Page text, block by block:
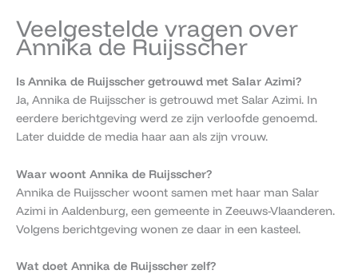
Veelgestelde vragen over
Annika de Ruijsscher
Is Annika de Ruijsscher getrouwd met Salar Azimi?
Ja, Annika de Ruijsscher is getrouwd met Salar Azimi. In
eerdere berichtgeving werd ze zijn verloofde genoemd.
Later duidde de media haar aan als zijn vrouw.
Waar woont Annika de Ruijsscher?
Annika de Ruijsscher woont samen met haar man Salar
Azimi in Aaldenburg, een gemeente in Zeeuws-Vlaanderen.
Volgens berichtgeving wonen ze daar in een kasteel.
Wat doet Annika de Ruijsscher zelf?